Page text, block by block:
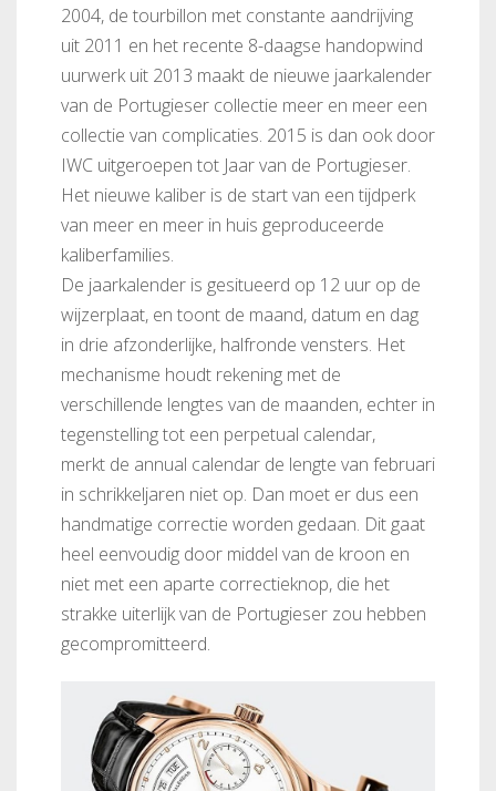
2004, de tourbillon met constante aandrijving
uit 2011 en het recente 8-daagse handopwind
uurwerk uit 2013 maakt de nieuwe jaarkalender
van de Portugieser collectie meer en meer een
collectie van complicaties. 2015 is dan ook door
IWC uitgeroepen tot Jaar van de Portugieser.
Het nieuwe kaliber is de start van een tijdperk
van meer en meer in huis geproduceerde
kaliberfamilies.
De jaarkalender is gesitueerd op 12 uur op de
wijzerplaat, en toont de maand, datum en dag
in drie afzonderlijke, halfronde vensters. Het
mechanisme houdt rekening met de
verschillende lengtes van de maanden, echter in
tegenstelling tot een perpetual calendar,
merkt de annual calendar de lengte van februari
in schrikkeljaren niet op. Dan moet er dus een
handmatige correctie worden gedaan. Dit gaat
heel eenvoudig door middel van de kroon en
niet met een aparte correctieknop, die het
strakke uiterlijk van de Portugieser zou hebben
gecompromitteerd.